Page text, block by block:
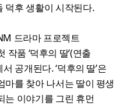
덕후 생활이 시작된다.
드라마 프로젝트
작품 ‘덕후의 딸’(연출
공개된다. ‘덕후의 딸’은
마를 찾아 나서는 딸이 평생
는 이야기를 그린 휴먼